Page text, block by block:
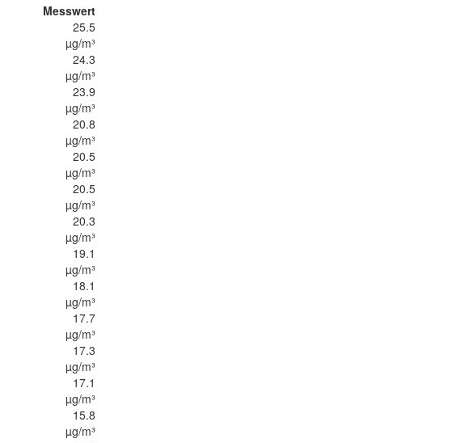
Messwert
25.5
µg/m³
24.3
µg/m³
23.9
µg/m³
20.8
µg/m³
20.5
µg/m³
20.5
µg/m³
20.3
µg/m³
19.1
µg/m³
18.1
µg/m³
17.7
µg/m³
17.3
µg/m³
17.1
µg/m³
15.8
µg/m³